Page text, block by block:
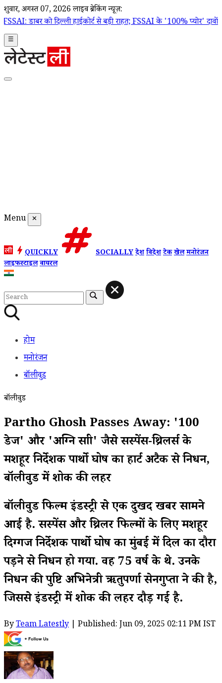
शुक्रवार, अगस्त 07, 2026 लाइव ब्रेकिंग न्यूज़:
हाईकोर्ट से बड़ी राहत; FSSAI के '100% प्योर' दावों वाले बैन ऑर्डर
☰
Menu ✕
QUICKLY SOCIALLYदेशविदेशटेकखेलमनोरंजन
लाइफस्टाइलवायरल
होम
मनोरंजन
बॉलीवुड
बॉलीवुड
Partho Ghosh Passes Away: '100
डेज' और 'अग्नि साक्षी' जैसे सस्पेंस-थ्रिलर्स के
मशहूर निर्देशक पार्थो घोष का हार्ट अटैक से निधन,
बॉलीवुड में शोक की लहर
बॉलीवुड फिल्म इंडस्ट्री से एक दुखद खबर सामने
आई है. सस्पेंस और थ्रिलर फिल्मों के लिए मशहूर
दिग्गज निर्देशक पार्थो घोष का मुंबई में दिल का दौरा
पड़ने से निधन हो गया. वह 75 वर्ष के थे. उनके
निधन की पुष्टि अभिनेत्री ऋतुपर्णा सेनगुप्ता ने की है,
जिससे इंडस्ट्री में शोक की लहर दौड़ गई है.
ByTeam Latestly | Published: Jun 09, 2025 02:11 PM IST